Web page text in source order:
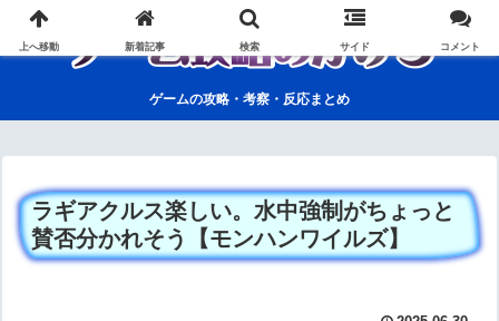
ゲームの攻略・考察・反応まとめ
ラギアクルス楽しい。水中強制がちょっと
賛否分かれそう【モンハンワイルズ】
上へ移動 新着記事 検索 サイド コメント